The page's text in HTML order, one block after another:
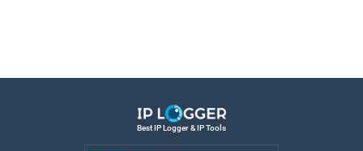
Best IP Logger & IP Tools